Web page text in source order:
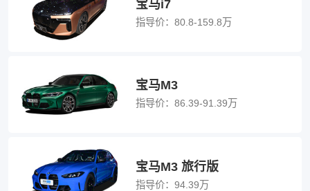
宝马i7
指导价： 80.8-159.8万
宝马M3
指导价： 86.39-91.39万
宝马M3 旅行版
指导价： 94.39万